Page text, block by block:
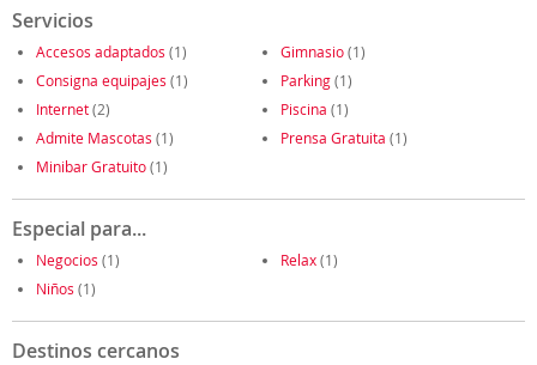
Servicios
Accesos adaptados (1) Gimnasio(1)
Consigna equipajes (1) Parking(1)
Internet(2) Piscina (1)
Admite Mascotas (1) Prensa Gratuita (1)
Minibar Gratuito(1)
Especial para...
Negocios (1) Relax(1)
Niños (1)
Destinos cercanos